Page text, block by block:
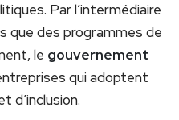
Par l’intermédiaire
que des programmes de
le gouvernement
qui adoptent
d’inclusion.